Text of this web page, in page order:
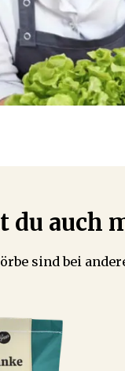
du auch
sind bei